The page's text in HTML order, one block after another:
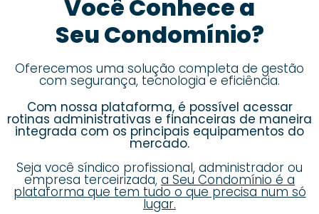
Você Conhece a
Seu Condomínio?
Oferecemos uma solução completa de gestão
com segurança, tecnologia e eficiência.
Com nossa plataforma, é possível acessar
rotinas administrativas e financeiras de maneira
integrada com os principais equipamentos do
mercado.
Seja você síndico profissional, administrador ou
empresa terceirizada, a Seu Condomínio é a
plataforma que tem tudo o que precisa num só
lugar.